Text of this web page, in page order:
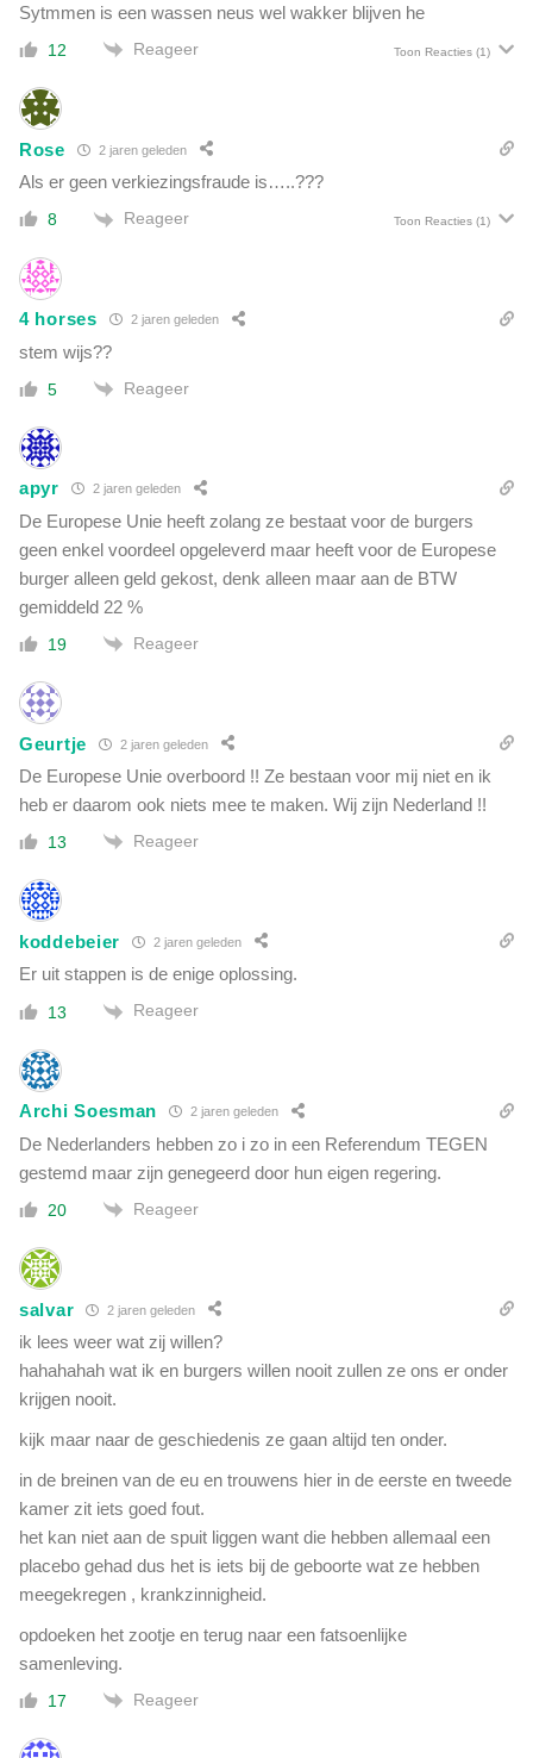
e
c
t
e
r
O
b
e
g
r
j
e
i
k
e
t
r
e
s
t
Sytmmen is een wassen neus wel wakker blijven he
12 Reageer Toon Reacties (1)
Rose 2 jaren geleden
Als er geen verkiezingsfraude is…..???
8 Reageer Toon Reacties (1)
4 horses 2 jaren geleden
stem wijs??
5 Reageer
apyr 2 jaren geleden
De Europese Unie heeft zolang ze bestaat voor de burgers
geen enkel voordeel opgeleverd maar heeft voor de Europese
burger alleen geld gekost, denk alleen maar aan de BTW
gemiddeld 22 %
19 Reageer
Geurtje 2 jaren geleden
De Europese Unie overboord !! Ze bestaan voor mij niet en ik
heb er daarom ook niets mee te maken. Wij zijn Nederland !!
13 Reageer
koddebeier 2 jaren geleden
Er uit stappen is de enige oplossing.
13 Reageer
Archi Soesman 2 jaren geleden
De Nederlanders hebben zo i zo in een Referendum TEGEN
gestemd maar zijn genegeerd door hun eigen regering.
20 Reageer
salvar 2 jaren geleden
ik lees weer wat zij willen?
hahahahah wat ik en burgers willen nooit zullen ze ons er onder
krijgen nooit.
kijk maar naar de geschiedenis ze gaan altijd ten onder.
in de breinen van de eu en trouwens hier in de eerste en tweede
kamer zit iets goed fout.
het kan niet aan de spuit liggen want die hebben allemaal een
placebo gehad dus het is iets bij de geboorte wat ze hebben
meegekregen , krankzinnigheid.
opdoeken het zootje en terug naar een fatsoenlijke
samenleving.
17 Reageer